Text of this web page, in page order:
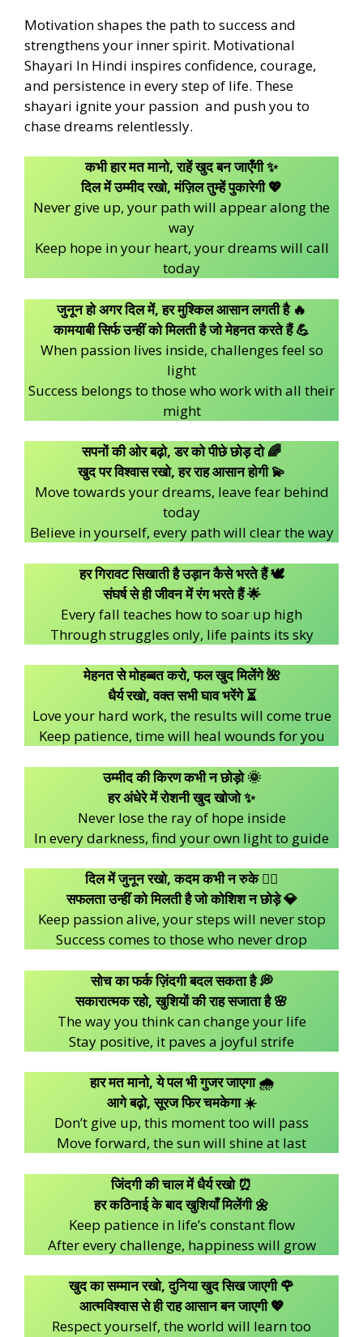
Motivation shapes the path to success and
strengthens your inner spirit. Motivational
Shayari In Hindi inspires confidence, courage,
and persistence in every step of life. These
shayari ignite your passion and push you to
chase dreams relentlessly.
कभी हार मत मानो, राहें खुद बन जाएँगी ✨
दिल में उम्मीद रखो, मंज़िल तुम्हें पुकारेगी 💖
Never give up, your path will appear along the
way
Keep hope in your heart, your dreams will call
today
जुनून हो अगर दिल में, हर मुश्किल आसान लगती है 🔥
कामयाबी सिर्फ उन्हीं को मिलती है जो मेहनत करते हैं 💪
When passion lives inside, challenges feel so
light
Success belongs to those who work with all their
might
सपनों की ओर बढ़ो, डर को पीछे छोड़ दो 🌈
खुद पर विश्वास रखो, हर राह आसान होगी 💫
Move towards your dreams, leave fear behind
today
Believe in yourself, every path will clear the way
हर गिरावट सिखाती है उड़ान कैसे भरते हैं 🕊️
संघर्ष से ही जीवन में रंग भरते हैं 🌟
Every fall teaches how to soar up high
Through struggles only, life paints its sky
मेहनत से मोहब्बत करो, फल खुद मिलेंगे 🌺
धैर्य रखो, वक्त सभी घाव भरेंगे ⏳
Love your hard work, the results will come true
Keep patience, time will heal wounds for you
उम्मीद की किरण कभी न छोड़ो 🌞
हर अंधेरे में रोशनी खुद खोजो ✨
Never lose the ray of hope inside
In every darkness, find your own light to guide
दिल में जुनून रखो, कदम कभी न रुके 🏃‍♂️
सफलता उन्हीं को मिलती है जो कोशिश न छोड़े 💎
Keep passion alive, your steps will never stop
Success comes to those who never drop
सोच का फर्क ज़िंदगी बदल सकता है 💭
सकारात्मक रहो, खुशियों की राह सजाता है 🌸
The way you think can change your life
Stay positive, it paves a joyful strife
हार मत मानो, ये पल भी गुजर जाएगा 🌧️
आगे बढ़ो, सूरज फिर चमकेगा ☀️
Don’t give up, this moment too will pass
Move forward, the sun will shine at last
जिंदगी की चाल में धैर्य रखो ⏰
हर कठिनाई के बाद खुशियाँ मिलेंगी 🌼
Keep patience in life’s constant flow
After every challenge, happiness will grow
खुद का सम्मान रखो, दुनिया खुद सिख जाएगी 🌹
आत्मविश्वास से ही राह आसान बन जाएगी 💖
Respect yourself, the world will learn too